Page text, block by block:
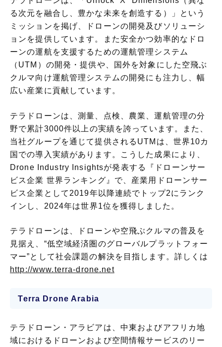
る次元を融合し、豊かな未来を創造する）」という
ミッションを掲げ、ドローンの開発及びソリューシ
ョンを提供しています。また安全かつ効率的なドロ
ーンの運航を支援するための運航管理システム
（UTM）の開発・提供や、国外を対象にした空飛ぶ
クルマ向け運航管理システムの開発にも注力し、幅
広い産業に貢献しています。
テラドローンは、測量、点検、農業、運航管理の分
野で累計3000件以上の実績を誇っています。また、
当社グループを通じて提供されるUTMは、世界10カ
国での導入実績があります。こうした成果により、
Drone Industry Insightsが発表する『ドローンサー
ビス企業 世界ランキング』で、産業用ドローンサー
ビス企業として2019年以降連続でトップ2にランク
インし、2024年は世界1位を獲得しました。
テラドローンは、ドローンや空飛ぶクルマの普及を
見据え、“低空域経済圏のグローバルプラットフォー
マー”として社会課題の解決を目指します。詳しくは
http://www.terra-drone.net
Terra Drone Arabia
テラドローン・アラビアは、中東およびアフリカ地
域におけるドローンおよび空間情報サービスのリー